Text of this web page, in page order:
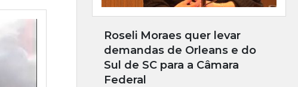
Roseli Moraes quer levar
demandas de Orleans e do
Sul de SC para a Câmara
Federal